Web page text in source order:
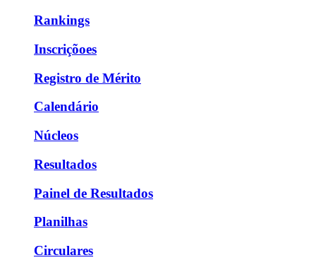
Rankings
Inscriçõoes
Registro de Mérito
Calendário
Núcleos
Resultados
Painel de Resultados
Planilhas
Circulares